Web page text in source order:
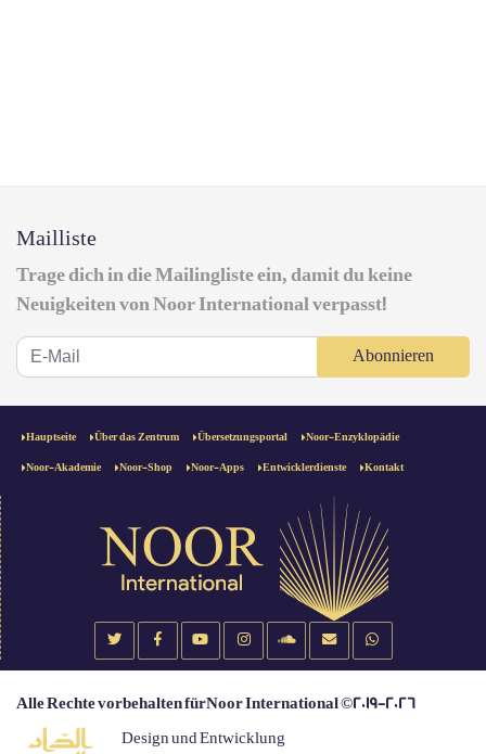
Mailliste
Trage dich in die Mailingliste ein, damit du keine
Neuigkeiten von Noor International verpasst!
Abonnieren
Hauptseite Über das Zentrum Übersetzungsportal Noor-Enzyklopädie
Noor-Akademie Noor-Shop Noor-Apps Entwicklerdienste Kontakt
Alle Rechte vorbehalten fürNoor International ©2019-2026
Design und Entwicklung